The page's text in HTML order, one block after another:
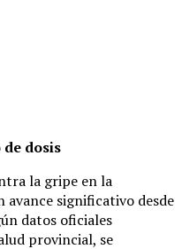
dosis
la gripe en la
avance significativo desde
datos oficiales
provincial, se